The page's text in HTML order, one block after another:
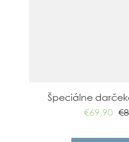
Špeciálne
€69,90